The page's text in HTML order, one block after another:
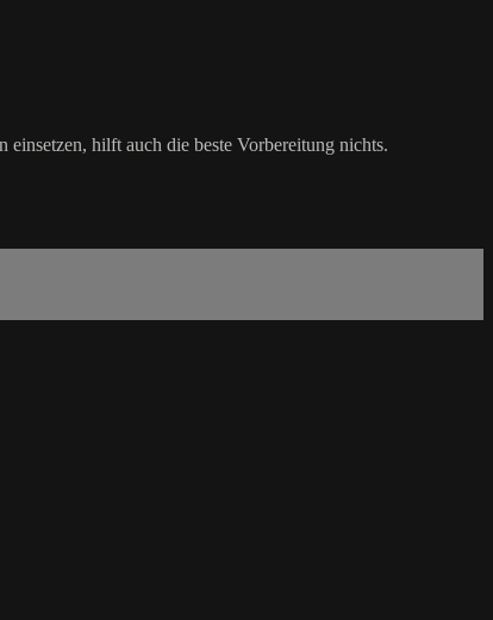
hilft auch die beste Vorbereitung nichts.